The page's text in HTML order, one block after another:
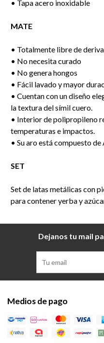
• Tapa acero inoxidable
MATE
• Totalmente libre de
• No necesita curado
• No genera hongos
• Fácil lavado y mayor
• Cuentan con un diseño
la textura del símil cuero.
• Interior de polipropileno
temperaturas e impactos.
• Su aro está compuesto
SET
Set de latas metálicas con
para contener yerba y
Dejanos tu mail
Medios de pago